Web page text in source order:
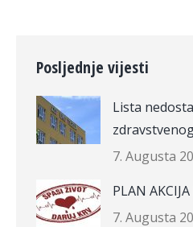
Posljednje vijesti
Lista
7. Augusta
PLAN
7. Augusta